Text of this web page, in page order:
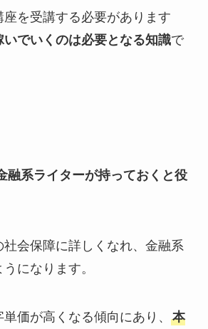
を受講する必要があります
いでいくのは必要となる知識で
融系ライターが持っておくと役
会保障に詳しくなれ、金融系
になります。
価が高くなる傾向にあり、
本